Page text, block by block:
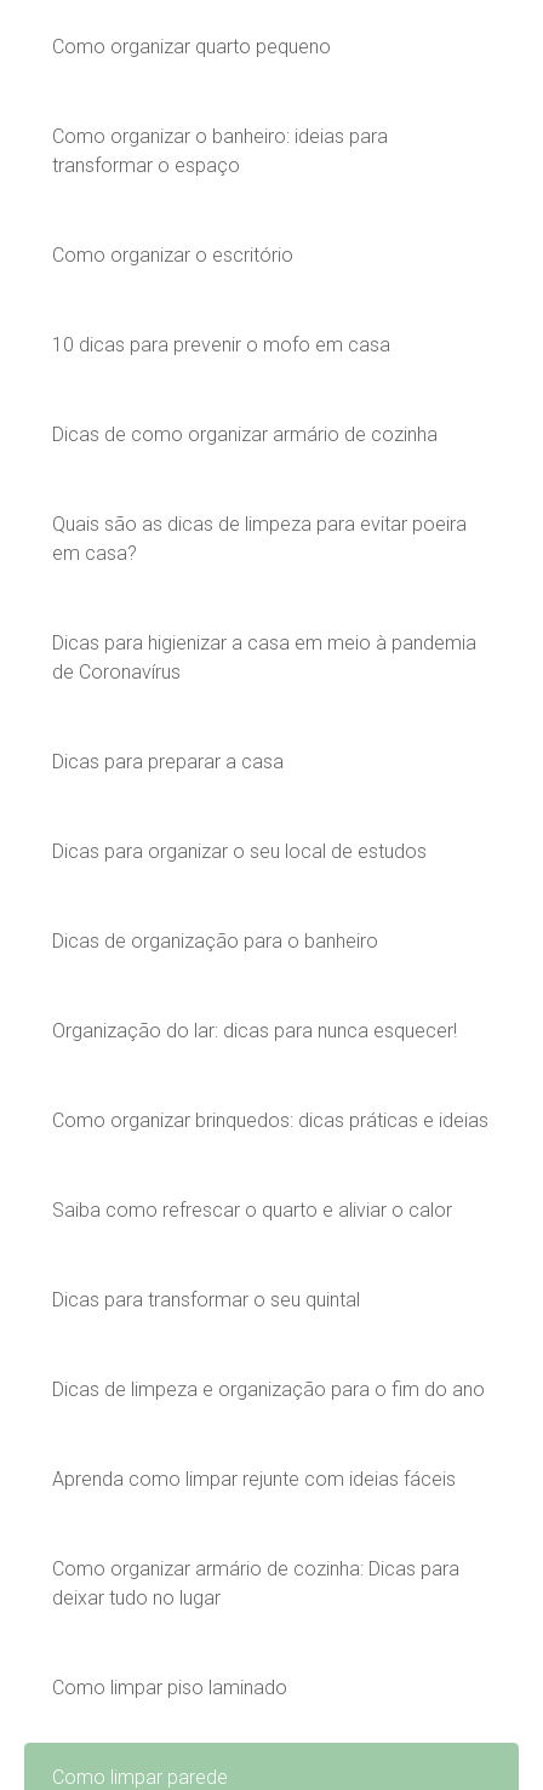
Como organizar quarto pequeno
Como organizar o banheiro: ideias para
transformar o espaço
Como organizar o escritório
10 dicas para prevenir o mofo em casa
Dicas de como organizar armário de cozinha
Quais são as dicas de limpeza para evitar poeira
em casa?
Dicas para higienizar a casa em meio à pandemia
de Coronavírus
Dicas para preparar a casa
Dicas para organizar o seu local de estudos
Dicas de organização para o banheiro
Organização do lar: dicas para nunca esquecer!
Como organizar brinquedos: dicas práticas e ideias
Saiba como refrescar o quarto e aliviar o calor
Dicas para transformar o seu quintal
Dicas de limpeza e organização para o fim do ano
Aprenda como limpar rejunte com ideias fáceis
Como organizar armário de cozinha: Dicas para
deixar tudo no lugar
Como limpar piso laminado
Como limpar parede